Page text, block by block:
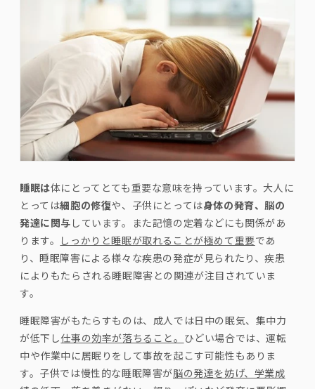
睡眠は体にとってとても重要な意味を持っています。大人に
とっては細胞の修復や、子供にとっては身体の発育、脳の
発達に関与 しています。また記憶の定着などにも関係があ
ります。 しっかりと睡眠が取れることが極めて重要であ
り、睡眠障害による様々な疾患の発症が見られたり、疾患
によりもたらされる睡眠障害との関連が注目されていま
す。
睡眠障害がもたらすものは、成人では日中の眠気、集中力
が低下し仕事の効率が落ちること。 ひどい場合では、運転
中や作業中に居眠りをして事故を起こす可能性もありま
す。子供では慢性的な睡眠障害が脳の発達を妨げ、学業成